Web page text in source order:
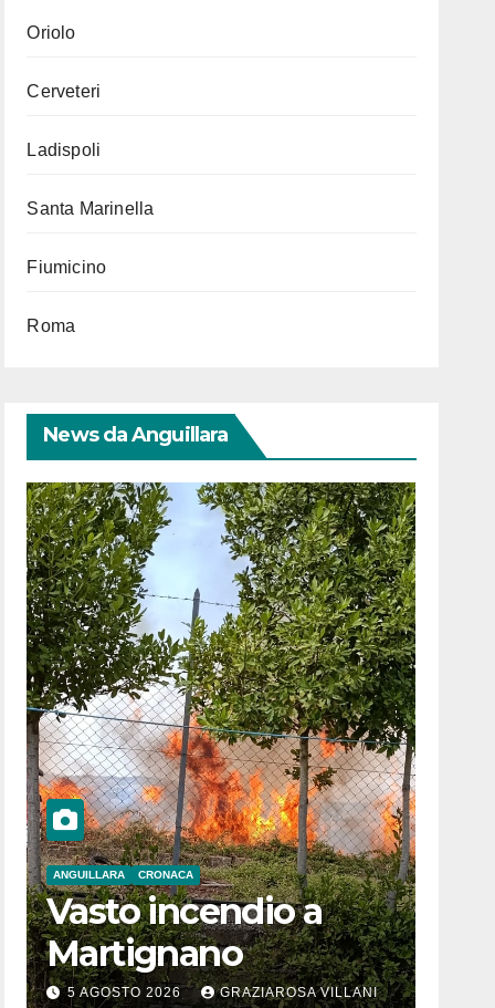
Oriolo
Cerveteri
Ladispoli
Santa Marinella
Fiumicino
Roma
News da Anguillara
ANGUILLARA CRONACA
Vasto incendio a
Martignano
5 AGOSTO 2026 GRAZIAROSA VILLANI